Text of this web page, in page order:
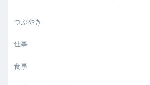
つぶやき
仕事
食事